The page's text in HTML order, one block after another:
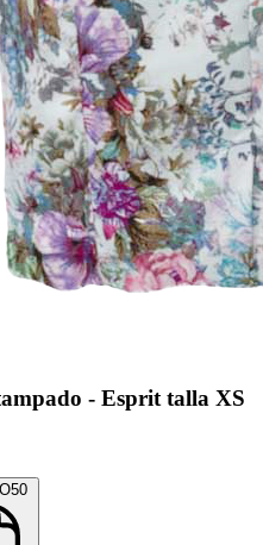
- Esprit talla XS